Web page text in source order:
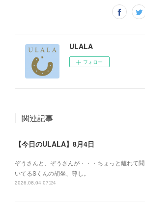
ULALA
フォロー
関連記事
【今日のULALA】8月4日
ぞうさんと、ぞうさんが・・・ちょっと離れて聞
いてるSくんの胡坐、尊し。
2026.08.04 07:24